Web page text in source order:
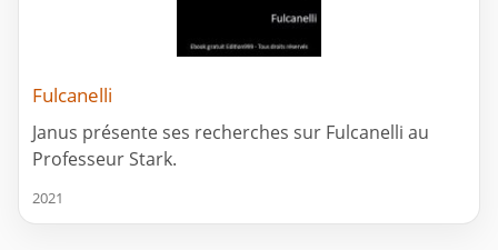
Fulcanelli
Janus présente ses recherches sur Fulcanelli au
Professeur Stark.
2021